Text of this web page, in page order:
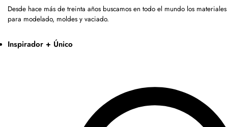
Desde hace más de treinta años buscamos en todo el mundo los
para modelado, moldes y vaciado.
Inspirador + Único